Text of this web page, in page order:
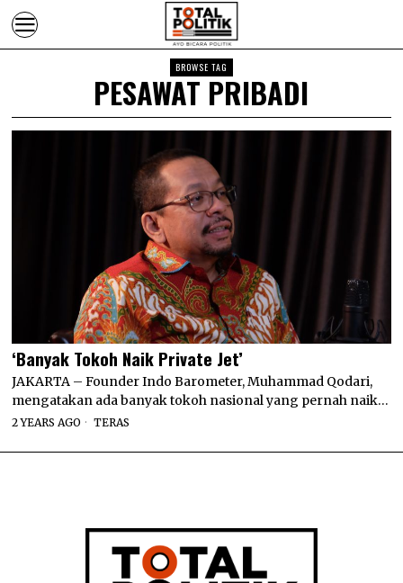
BROWSE TAG
PESAWAT PRIBADI
‘Banyak Tokoh Naik Private Jet’
JAKARTA – Founder Indo Barometer, Muhammad Qodari,
mengatakan ada banyak tokoh nasional yang pernah naik…
2 YEARS AGO TERAS